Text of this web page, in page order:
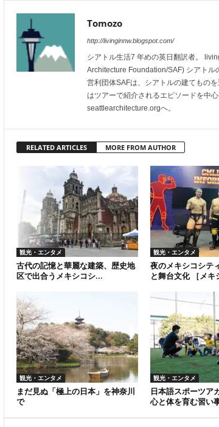
Tomozo
http://livinginnw.blogspot.com/
シアトル生活7 年めの英日翻訳者。
Architecture Foundation/SAF) シアトル
営利団体SAFは、シアトルの建てもの
はツアーで紹介されるエピソードを中
seattlearchitecture.orgへ。
RELATED ARTICLES MORE FROM AUTHOR
観光・エンタメ
古代の記憶と華麗な建築、歴史地
区で出合うメキシコシ...
観光・エンタメ
夜のメキシコシテ
と舞台文化 ［メキ
観光・エンタメ
まだ見ぬ「極上の日本」を神奈川
で
観光・エンタメ
日本語スポーツア
心と体を育む習い